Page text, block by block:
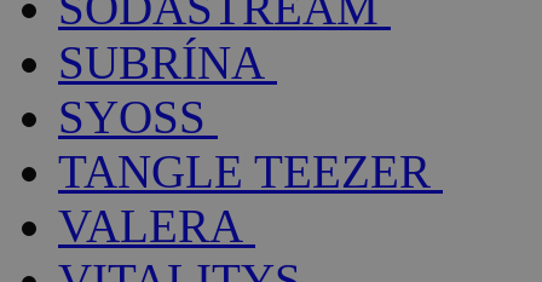
SUBRÍNA
SYOSS
TANGLE TEEZER
VALERA